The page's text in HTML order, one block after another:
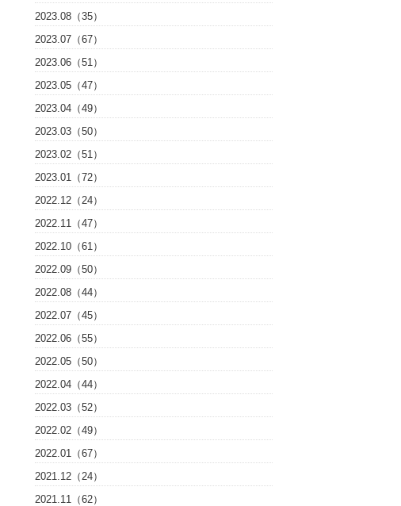
2023.08（35）
2023.07（67）
2023.06（51）
2023.05（47）
2023.04（49）
2023.03（50）
2023.02（51）
2023.01（72）
2022.12（24）
2022.11（47）
2022.10（61）
2022.09（50）
2022.08（44）
2022.07（45）
2022.06（55）
2022.05（50）
2022.04（44）
2022.03（52）
2022.02（49）
2022.01（67）
2021.12（24）
2021.11（62）